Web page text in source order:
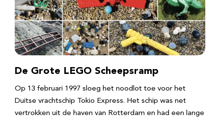
De Grote LEGO Scheepsramp
Op 13 februari 1997 sloeg het noodlot toe voor het
Duitse vrachtschip Tokio Express. Het schip was net
vertrokken uit de haven van Rotterdam en had een lange